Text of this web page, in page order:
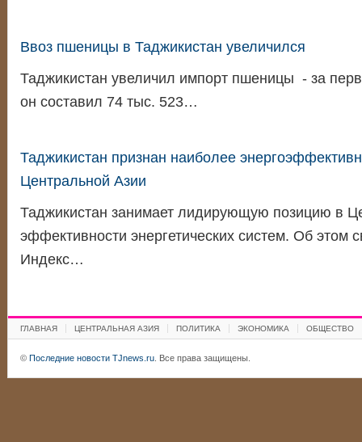
Ввоз пшеницы в Таджикистан увеличился
Таджикистан увеличил импорт пшеницы - за
он составил 74 тыс. 523…
Таджикистан признан наиболее
Центральной Азии
Таджикистан занимает лидирующую позицию в
эффективности энергетических систем. Об этом
Индекс…
ГЛАВНАЯ ЦЕНТРАЛЬНАЯ АЗИЯ ПОЛИТИКА ЭКОНОМИКА ОБЩЕСТВО
© Последние новости TJnews.ru. Все права защищены.